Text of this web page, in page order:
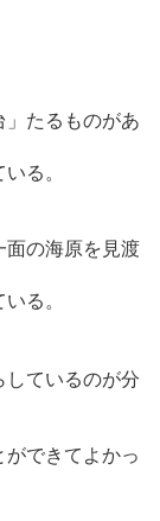
たるものがあ
る。
面の海原を見渡
る。
ているのが分
できてよかっ